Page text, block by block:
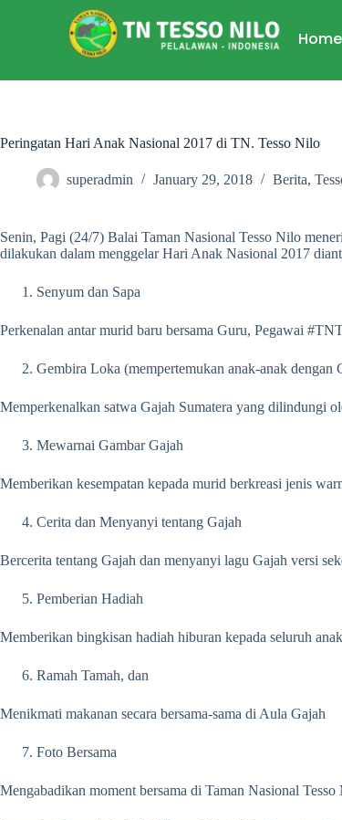
Home
Peringatan Hari Anak Nasional 2017 di TN. Tesso Nilo
superadmin January 29, 2018 Berita,
Senin, Pagi (24/7) Balai Taman Nasional Tesso Nilo
dilakukan dalam menggelar Hari Anak Nasional 2017
Senyum dan Sapa
Perkenalan antar murid baru bersama Guru, Pegawai
Gembira Loka (mempertemukan anak-anak dengan
Memperkenalkan satwa Gajah Sumatera yang dilindungi
Mewarnai Gambar Gajah
Memberikan kesempatan kepada murid berkreasi jenis
Cerita dan Menyanyi tentang Gajah
Bercerita tentang Gajah dan menyanyi lagu Gajah versi
Pemberian Hadiah
Memberikan bingkisan hadiah hiburan kepada seluruh
Ramah Tamah, dan
Menikmati makanan secara bersama-sama di Aula Gajah
Foto Bersama
Mengabadikan moment bersama di Taman Nasional Tesso